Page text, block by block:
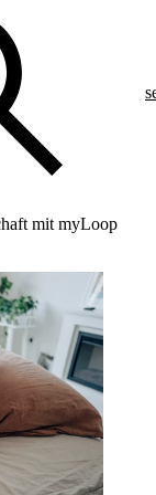
mit myLoop